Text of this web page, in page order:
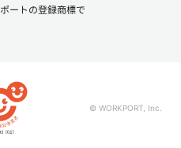
ートの登録商標で
© WORKPORT, Inc.